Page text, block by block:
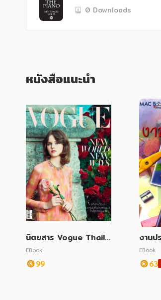
รวมโน้ตเปียโนมาตรฐานเ
0 Downloads
หนังสือแนะนำ
นิตยสาร Vogue Thaila
nd July 2020
EBook
99
งานป
EBook
63